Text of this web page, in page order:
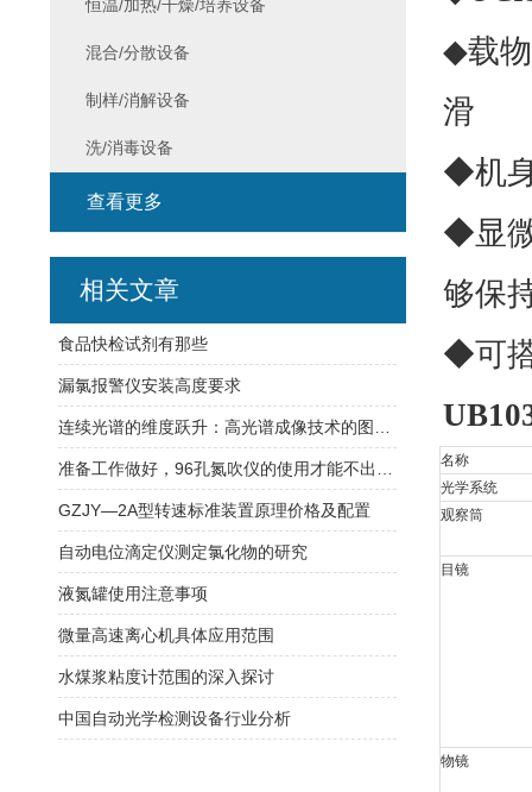
◆载
滑
◆机
◆显
够保
◆可
名称
光学系统
观察筒
目镜
物镜
恒温/加热/干燥/培养设备
混合/分散设备
制样/消解设备
洗/消毒设备
查看更多
相关文章
食品快检试剂有那些
漏氯报警仪安装高度要求
GZJY—2A型转速标准装置原理价格及配置
自动电位滴定仪测定氯化物的研究
液氮罐使用注意事项
微量高速离心机具体应用范围
水煤浆粘度计范围的深入探讨
中国自动光学检测设备行业分析